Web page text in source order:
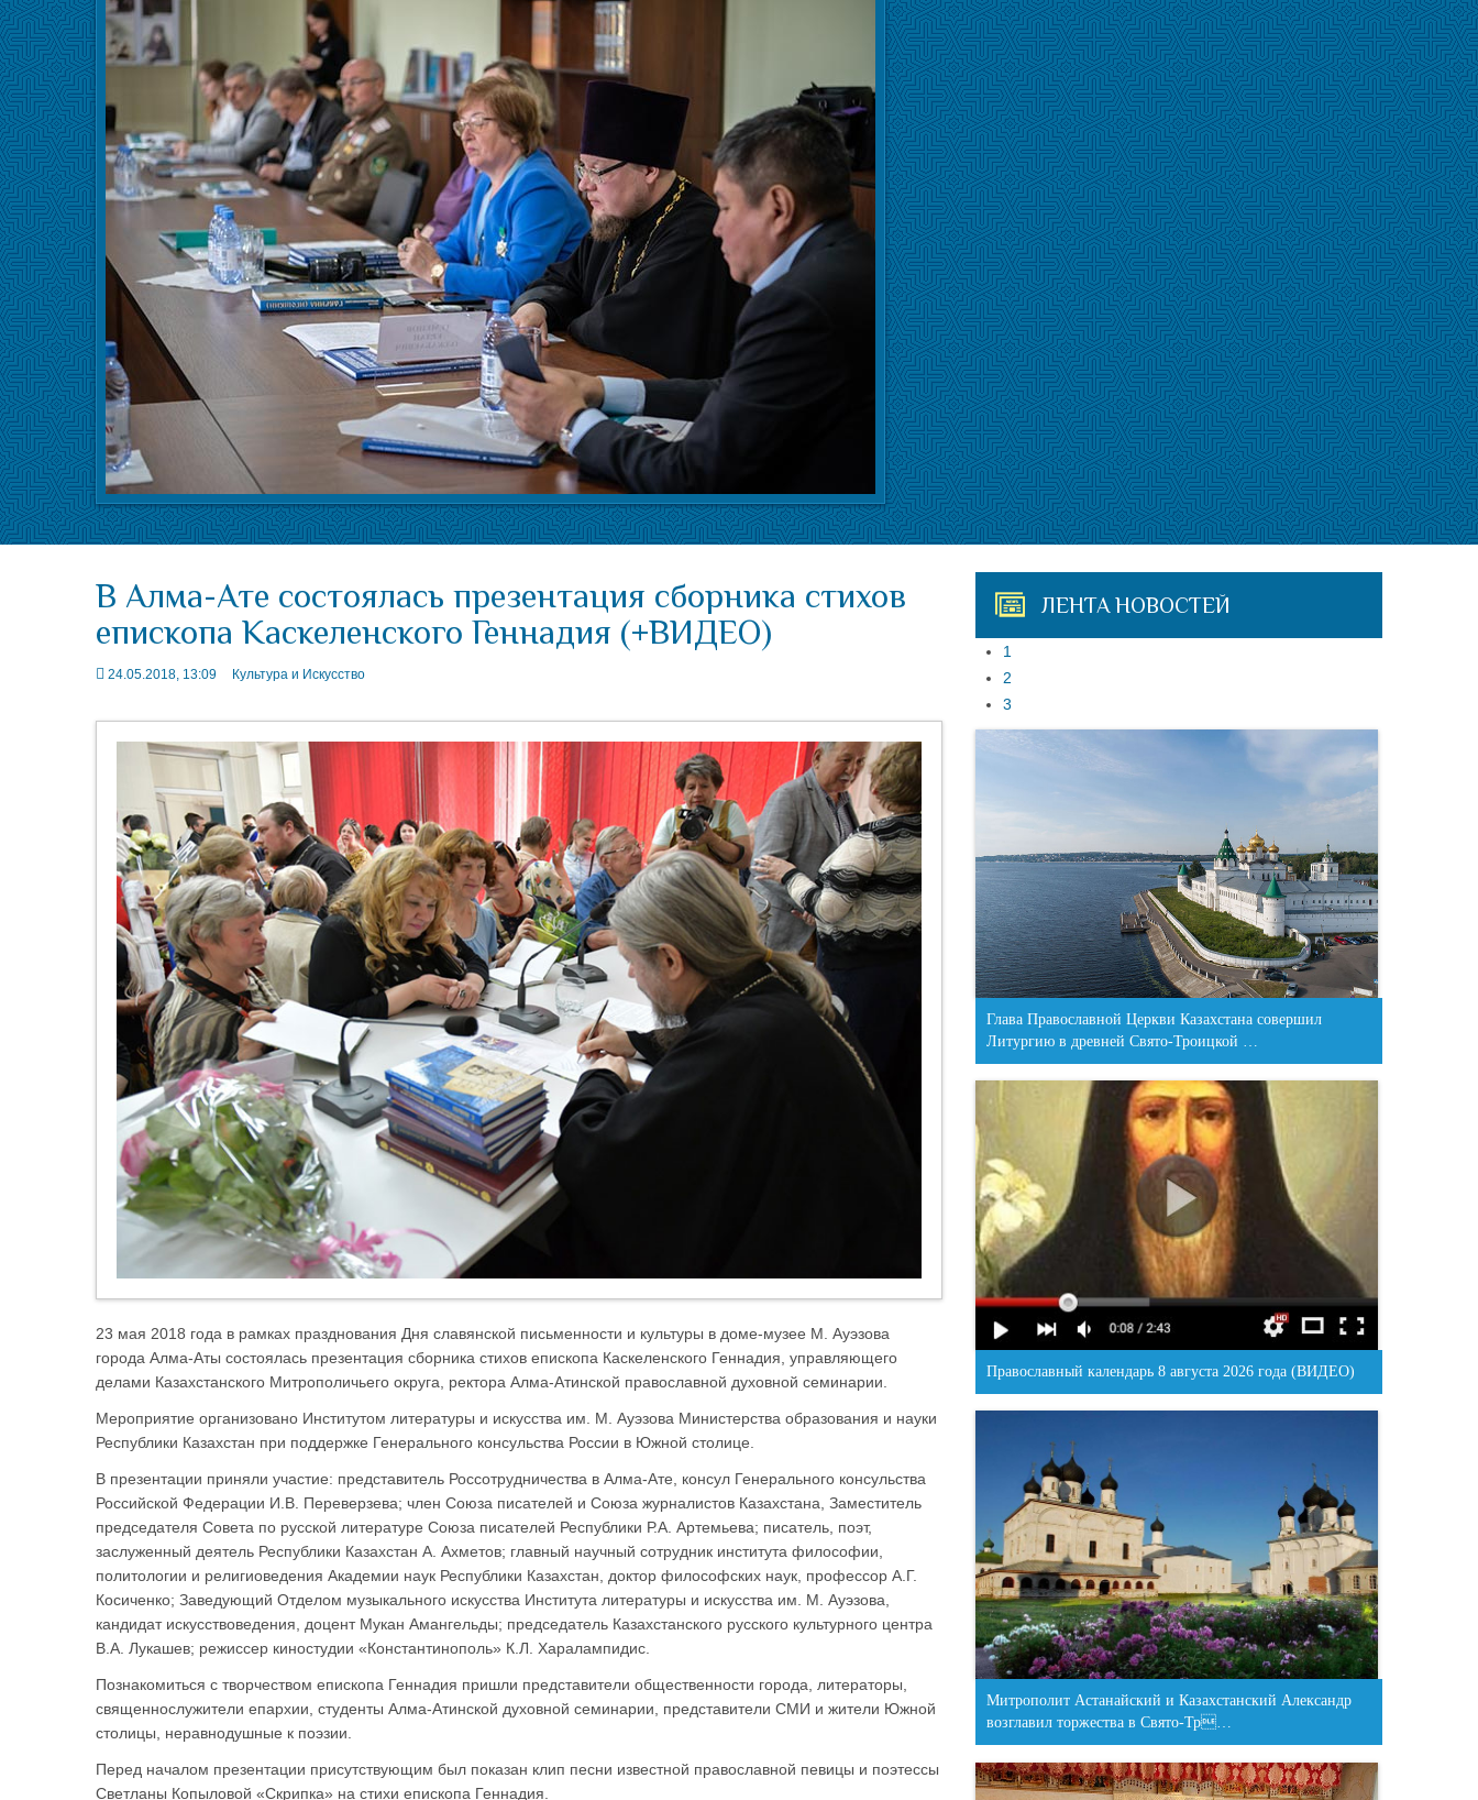
В Алма-Ате состоялась презентация сборника стихов
епископа Каскеленского Геннадия (+ВИДЕО)
24.05.2018, 13:09 Культура и Искусство
23 мая 2018 года в рамках празднования Дня славянской письменности и культуры в доме-музее М. Ауэзова
города Алма-Аты состоялась презентация сборника стихов епископа Каскеленского Геннадия, управляющего
делами Казахстанского Митрополичьего округа, ректора Алма-Атинской православной духовной семинарии.
Мероприятие организовано Институтом литературы и искусства им. М. Ауэзова Министерства образования и науки
Республики Казахстан при поддержке Генерального консульства России в Южной столице.
В презентации приняли участие: представитель Россотрудничества в Алма-Ате, консул Генерального консульства
Российской Федерации И.В. Переверзева; член Союза писателей и Союза журналистов Казахстана, Заместитель
председателя Совета по русской литературе Союза писателей Республики Р.А. Артемьева; писатель, поэт,
заслуженный деятель Республики Казахстан А. Ахметов; главный научный сотрудник института философии,
политологии и религиоведения Академии наук Республики Казахстан, доктор философских наук, профессор А.Г.
Косиченко; Заведующий Отделом музыкального искусства Института литературы и искусства им. М. Ауэзова,
кандидат искусствоведения, доцент Мукан Амангельды; председатель Казахстанского русского культурного центра
В.А. Лукашев; режиссер киностудии «Константинополь» К.Л. Харалампидис.
Познакомиться с творчеством епископа Геннадия пришли представители общественности города, литераторы,
священнослужители епархии, студенты Алма-Атинской духовной семинарии, представители СМИ и жители Южной
столицы, неравнодушные к поэзии.
Перед началом презентации присутствующим был показан клип песни известной православной певицы и поэтессы
Светланы Копыловой «Скрипка» на стихи епископа Геннадия.
ЛЕНТА НОВОСТЕЙ
1
2
3
Глава Православной Церкви Казахстана совершил
Литургию в древней Свято-Троицкой …
Православный календарь 8 августа 2026 года (ВИДЕО)
Митрополит Астанайский и Казахстанский Александр
возглавил торжества в Свято-Тр…